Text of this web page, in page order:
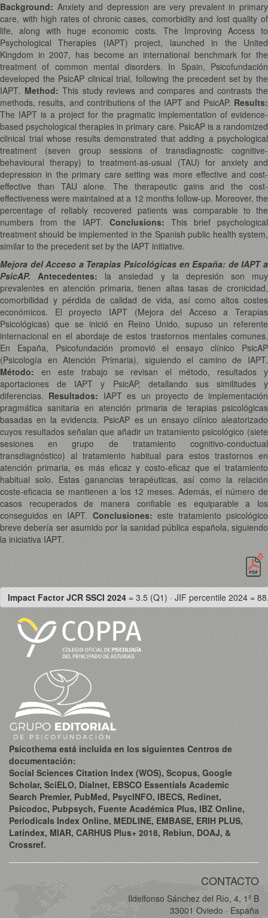
Background: Anxiety and depression are very prevalent in primary
care, with high rates of chronic cases, comorbidity and lost quality of
life, along with huge economic costs. The Improving Access to
Psychological Therapies (IAPT) project, launched in the United
Kingdom in 2007, has become an international benchmark for the
treatment of common mental disorders. In Spain, Psicofundación
developed the PsicAP clinical trial, following the precedent set by the
IAPT. Method:This study reviews and compares and contrasts the
methods, results, and contributions of the IAPT and PsicAP. Results:
The IAPT is a project for the pragmatic implementation of evidence-
based psychological therapies in primary care. PsicAP is a randomized
clinical trial whose results demonstrated that adding a psychological
treatment (seven group sessions of transdiagnostic cognitive-
behavioural therapy) to treatment-as-usual (TAU) for anxiety and
depression in the primary care setting was more effective and cost-
effective than TAU alone. The therapeutic gains and the cost-
effectiveness were maintained at a 12 months follow-up. Moreover, the
percentage of reliably recovered patients was comparable to the
numbers from the IAPT. Conclusions: This brief psychological
treatment should be implemented in the Spanish public health system,
similar to the precedent set by the IAPT initiative.
Mejora del Acceso a Terapias Psicológicas en España: de IAPT a
PsicAP.
Antecedentes: la ansiedad y la depresión son muy
prevalentes en atención primaria, tienen altas tasas de cronicidad,
comorbilidad y pérdida de calidad de vida, así como altos costes
económicos. El proyecto IAPT (Mejora del Acceso a Terapias
Psicológicas) que se inició en Reino Unido, supuso un referente
internacional en el abordaje de estos trastornos mentales comunes.
En España, Psicofundación promovió el ensayo clínico PsicAP
(Psicología en Atención Primaria), siguiendo el camino de IAPT.
Método: en este trabajo se revisan el método, resultados y
aportaciones de IAPT y PsicAP, detallando sus similitudes y
diferencias. Resultados: IAPT es un proyecto de implementación
pragmática sanitaria en atención primaria de terapias psicológicas
basadas en la evidencia. PsicAP es un ensayo clínico aleatorizado
cuyos resultados señalan que añadir un tratamiento psicológico (siete
sesiones en grupo de tratamiento cognitivo-conductual
transdiagnóstico) al tratamiento habitual para estos trastornos en
atención primaria, es más eficaz y costo-eficaz que el tratamiento
habitual solo. Estas ganancias terapéuticas, así como la relación
coste-eficacia se mantienen a los 12 meses. Además, el número de
casos recuperados de manera confiable es equiparable a los
conseguidos en IAPT. Conclusiones: este tratamiento psicológico
breve debería ser asumido por la sanidad pública española, siguiendo
la iniciativa IAPT.
Impact Factor JCR SSCI 2024 = 3.5 (Q1) · JIF percentile 2024 =
Psicothema está incluida en los siguientes Centros de
documentación:
Social Sciences Citation Index (WOS), Scopus, Google
Scholar, SciELO, Dialnet, EBSCO Essentials Academic
Search Premier, PubMed, PsycINFO, IBECS, Redinet,
Psicodoc, Pubpsych, Fuente Académica Plus, IBZ Online,
Periodicals Index Online, MEDLINE, EMBASE, ERIH PLUS,
Latindex, MIAR, CARHUS Plus+ 2018, Rebiun, DOAJ, &
Crossref.
CONTACTO
Ildelfonso Sánchez del Río, 4, 1º B
33001 Oviedo · España